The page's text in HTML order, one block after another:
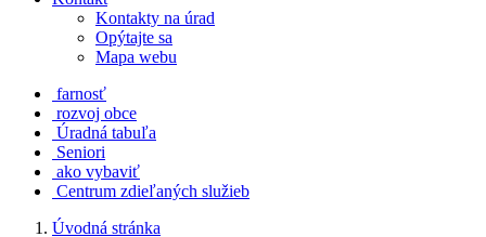
Kontakty na úrad
Opýtajte sa
Mapa webu
farnosť
rozvoj obce
Úradná tabuľa
Seniori
ako vybaviť
Centrum zdieľaných služieb
Úvodná stránka